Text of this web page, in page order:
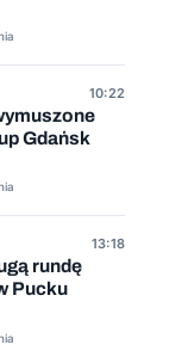
10:22
Gdańsk
13:18
rundę
Pucku